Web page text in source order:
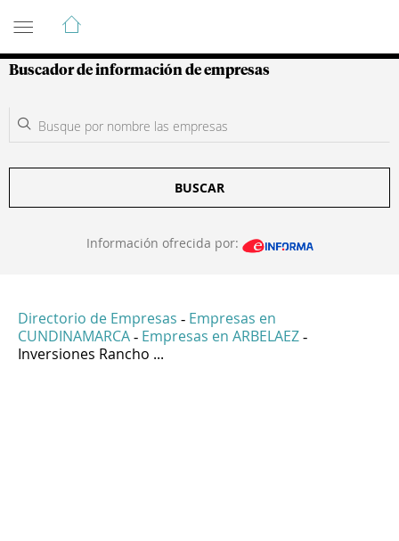
Guía de Empresas Colombianas
Buscador de información de empresas
BUSCAR
Información ofrecida por:
Directorio de Empresas - Empresas en
CUNDINAMARCA - Empresas en ARBELAEZ -
Inversiones Rancho ...